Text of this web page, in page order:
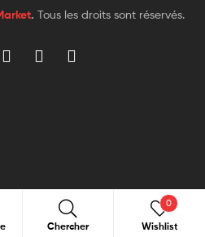
. Tous les droits sont réservés.
Chercher Chercher
Wishlist
0